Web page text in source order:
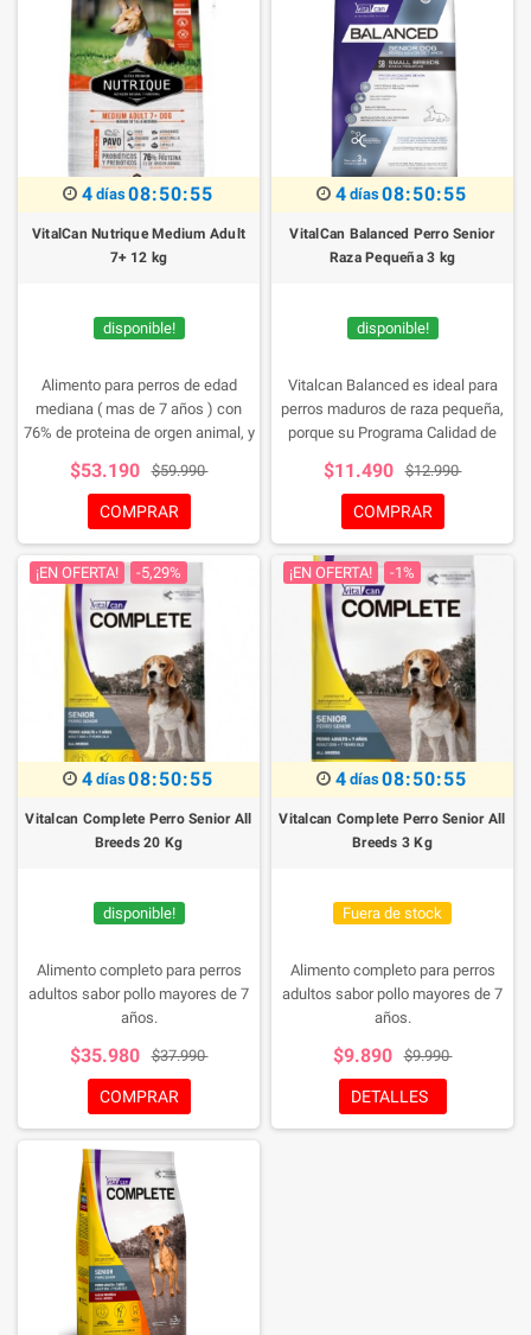
favoreciendo la flora intestinal
4 días08:50:54
VitalCan Nutrique Medium Adult
7+ 12 kg
disponible!
Alimento para perros de edad
mediana ( mas de 7 años ) con
76% de proteina de orgen animal, y
Complex, que favorece los
musculos y articulaciones,
conteniendo ademas
antioxidantes naturales,
disminuido en sodio, y
favoreciendo la flora intestinal
$53.190 $59.990
COMPRAR
4 días08:50:54
VitalCan Balanced Perro Senior
Raza Pequeña 3 kg
disponible!
Vitalcan Balanced es ideal para
perros maduros de raza pequeña,
porque su Programa Calidad de
$11.490 $12.990
COMPRAR
¡EN OFERTA! -5,29%
4 días08:50:54
Vitalcan Complete Perro Senior All
Breeds 20 Kg
disponible!
Alimento completo para perros
adultos sabor pollo mayores de 7
años.
$35.980 $37.990
COMPRAR
¡EN OFERTA! -1%
4 días08:50:54
Vitalcan Complete Perro Senior All
Breeds 3 Kg
Fuera de stock
Alimento completo para perros
adultos sabor pollo mayores de 7
años.
$9.890 $9.990
DETALLES